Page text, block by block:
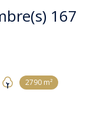
2790 m²